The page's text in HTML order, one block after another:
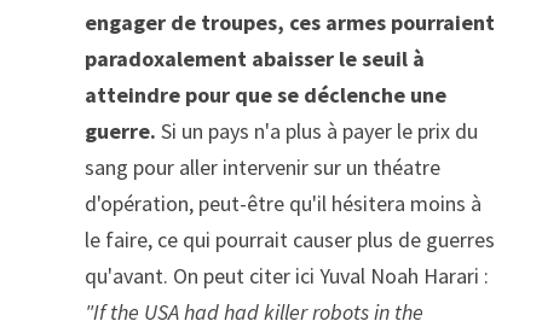
engager de troupes, ces armes pourraient
paradoxalement abaisser le seuil à
atteindre pour que se déclenche une
guerre. Si un pays n'a plus à payer le prix du
sang pour aller intervenir sur un théatre
d'opération, peut-être qu'il hésitera moins à
le faire, ce qui pourrait causer plus de guerres
"If the USA had had killer robots in the